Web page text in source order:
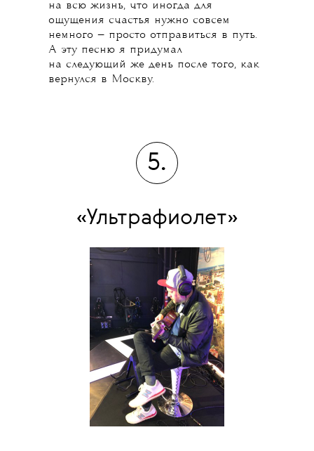
на всю жизнь, что иногда для
ощущения счастья нужно совсем
немного — просто отправиться в путь.
А эту песню я придумал
на следующий же день после того, как
вернулся в Москву.
5.
«Ультрафиолет»